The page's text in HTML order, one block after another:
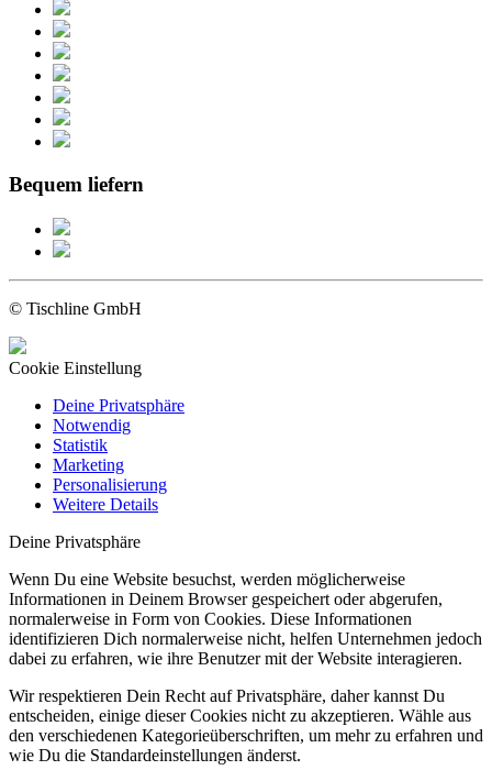
Bequem liefern
© Tischline GmbH
Cookie Einstellung
Deine Privatsphäre
Notwendig
Statistik
Marketing
Personalisierung
Weitere Details
Deine Privatsphäre
Wenn Du eine Website besuchst, werden möglicherweise
Informationen in Deinem Browser gespeichert oder abgerufen,
normalerweise in Form von Cookies. Diese Informationen
identifizieren Dich normalerweise nicht, helfen Unternehmen jedoch
dabei zu erfahren, wie ihre Benutzer mit der Website interagieren.
Wir respektieren Dein Recht auf Privatsphäre, daher kannst Du
entscheiden, einige dieser Cookies nicht zu akzeptieren. Wähle aus
den verschiedenen Kategorieüberschriften, um mehr zu erfahren und
wie Du die Standardeinstellungen änderst.